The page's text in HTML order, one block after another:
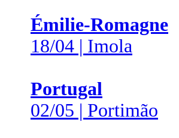
Émilie-Romagne
18/04 | Imola
Portugal
02/05 | Portimão